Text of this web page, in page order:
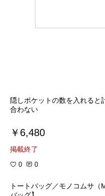
隠しポケットの数を入れると
合わない
￥6,480
掲載終了
0 0
トートバッグ／モノコムサ